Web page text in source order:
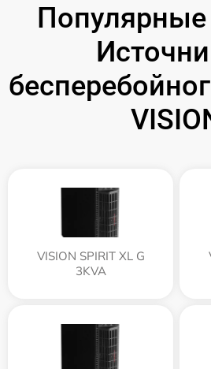
VISION SPIRIT XL G
3KVA